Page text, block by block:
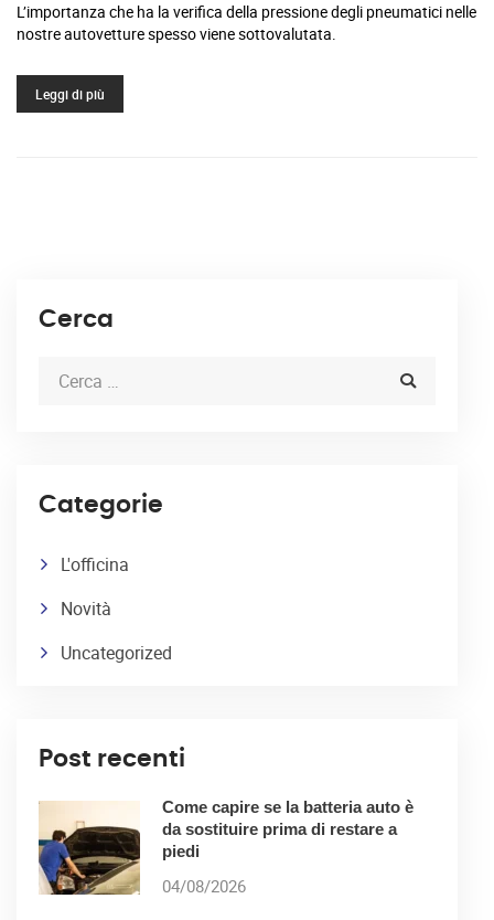
L’importanza che ha la verifica della pressione degli pneumatici nelle
nostre autovetture spesso viene sottovalutata.
Leggi di più
Cerca
Categorie
L'officina
Novità
Uncategorized
Post recenti
Come capire se la batteria auto è
da sostituire prima di restare a
piedi
04/08/2026